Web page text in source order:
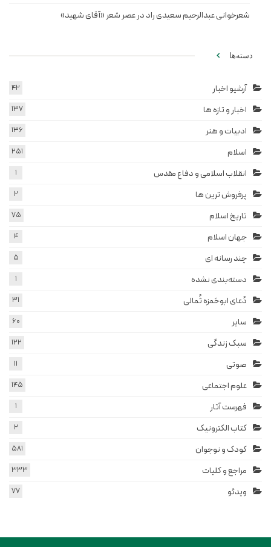
شعرخوانی عبدالرحیم سعیدی راد در عصر شعر «آقای شهید»
دسته‌ها
آرشیو اخبار 42
اخبار و تازه ها 137
ادبیات و هنر 136
اسلام 251
انقلاب اسلامی و دفاع مقدس 1
پرفروش ترین ها 2
تاریخ اسلام 75
جهان اسلام 4
چند رسانه ای 5
دسته‌بندی نشده 1
دُعای ابوحَمزه ثُمالی 31
سایر 60
سبک زندگی 122
صوتی 11
علوم اجتماعی 145
فهرست آثار 1
کتاب الکترونیک 2
کودک و نوجوان 581
مراجع و کلیات 333
ویدئو 77